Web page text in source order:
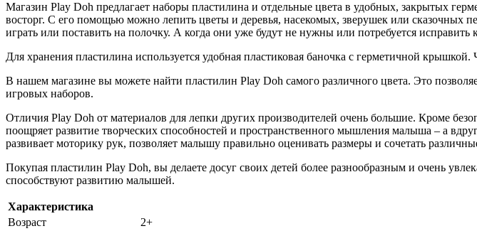
Магазин Play Doh предлагает наборы пластилина и отдельные цвета в удобных, закрытых
восторг. С его помощью можно лепить цветы и деревья, насекомых, зверушек или
играть или поставить на полочку. А когда они уже будут не нужны или потребуется
Для хранения пластилина используется удобная пластиковая баночка с герметичной
В нашем магазине вы можете найти пластилин Play Doh самого различного цвета. Это
игровых наборов.
Отличия Play Doh от материалов для лепки других производителей очень большие. Кроме
поощряет развитие творческих способностей и пространственного мышления малыша – а
развивает моторику рук, позволяет малышу правильно оценивать размеры и сочетать
Покупая пластилин Play Doh, вы делаете досуг своих детей более разнообразным и очень
способствуют развитию малышей.
Характеристика
Возраст
2+